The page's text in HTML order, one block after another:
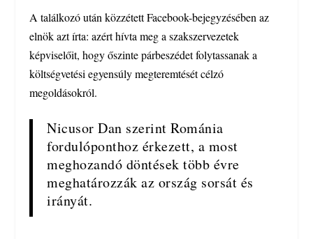
A találkozó után közzétett Facebook-bejegyzésében az
elnök azt írta: azért hívta meg a szakszervezetek
képviselőit, hogy őszinte párbeszédet folytassanak a
költségvetési egyensúly megteremtését célzó
megoldásokról.
Nicusor Dan szerint Románia
fordulóponthoz érkezett, a most
meghozandó döntések több évre
meghatározzák az ország sorsát és
irányát.